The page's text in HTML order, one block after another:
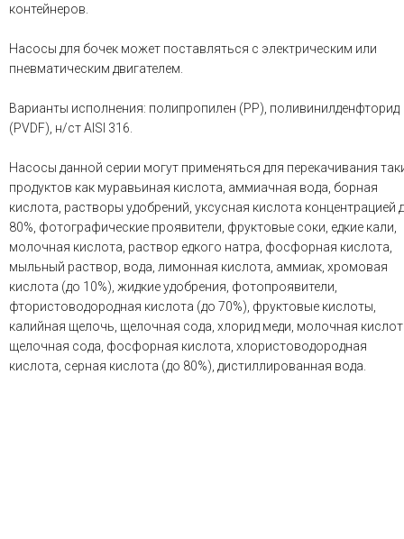
контейнеров.
Насосы для бочек может поставляться с электрическим или
пневматическим двигателем.
Варианты исполнения: полипропилен (PP), поливинилденфторид
(PVDF), н/ст AISI 316.
Насосы данной серии могут применяться для перекачивания
продуктов как муравьиная кислота, аммиачная вода, борная
кислота, растворы удобрений, уксусная кислота концентрацией
80%, фотографические проявители, фруктовые соки, едкие кали,
молочная кислота, раствор едкого натра, фосфорная кислота,
мыльный раствор, вода, лимонная кислота, аммиак, хромовая
кислота (до 10%), жидкие удобрения, фотопроявители,
фтористоводородная кислота (до 70%), фруктовые кислоты,
калийная щелочь, щелочная сода, хлорид меди, молочная
щелочная сода, фосфорная кислота, хлористоводородная
кислота, серная кислота (до 80%), дистиллированная вода.